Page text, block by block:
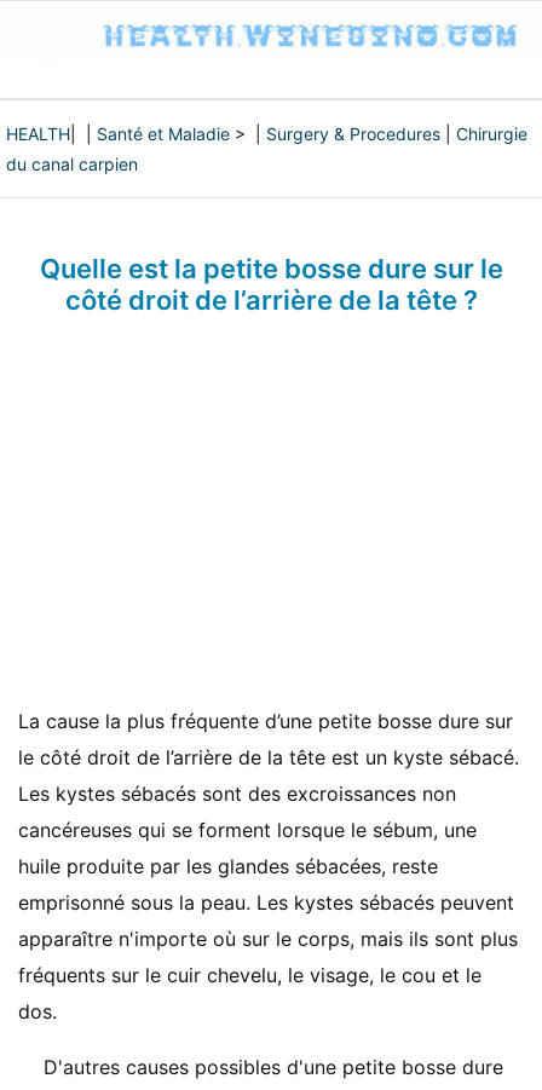
HEALTH Santé et Maladie > | Surgery & Procedures
Chirurgie
du canal carpien
Quelle est la petite bosse dure sur le
côté droit de l’arrière de la tête ?
La cause la plus fréquente d’une petite bosse dure sur
le côté droit de l’arrière de la tête est un kyste sébacé.
Les kystes sébacés sont des excroissances non
cancéreuses qui se forment lorsque le sébum, une
huile produite par les glandes sébacées, reste
emprisonné sous la peau. Les kystes sébacés peuvent
apparaître n'importe où sur le corps, mais ils sont plus
fréquents sur le cuir chevelu, le visage, le cou et le
dos.
D'autres causes possibles d'une petite bosse dure